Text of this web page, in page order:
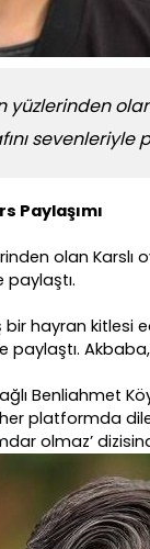
yüzlerinden
sevenleriyle
Paylaşımı
olan
paylaştı.
bir hayran
paylaştı.
Benliahmet
her platformda
olmaz’